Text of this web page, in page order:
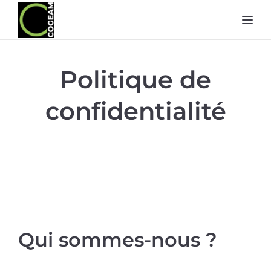
Politique de
confidentialité
Qui sommes-nous ?